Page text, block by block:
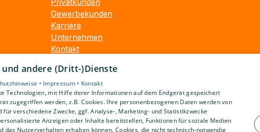
Privatkunden
Gewerbekunden
Karriere
Unternehmen
Kontakt
andere (Dritt-)Dienste
• Impressum • Kontakt
Technologien, mit Hilfe derer Informationen auf dem Endgerät gespeichert
zugegriffen werden, z.B. Cookies. Ihre personenbezogenen Daten werden von
verschiedene Zwecke, ggf. Analyse-, Marketing- und Statistikzwecke
Anzeigen oder Inhalte bereitstellen, Funktionen für soziale Medien
Nutzerverhalten erhalten können. Cookies, die nicht technisch-notwendig